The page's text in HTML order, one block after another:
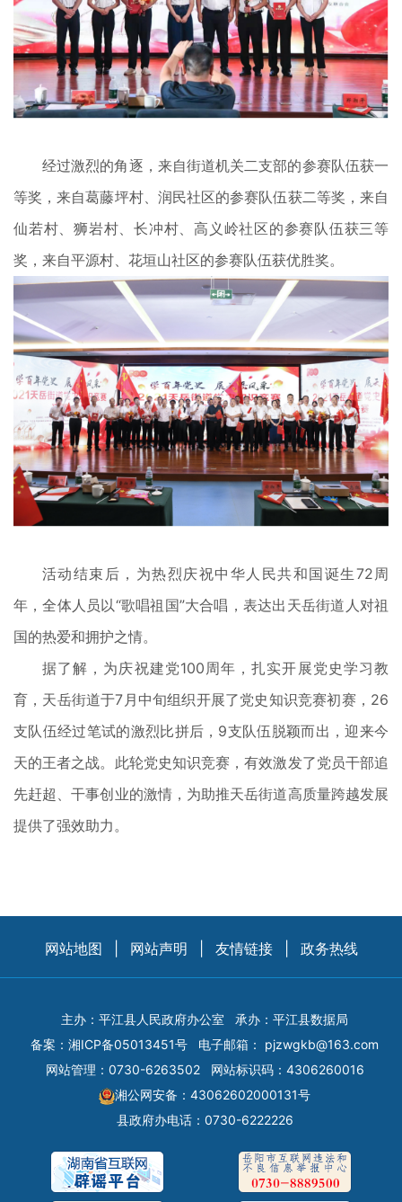
经过激烈的角逐，来自街道机关二支部的参赛队伍获一
等奖，来自葛藤坪村、润民社区的参赛队伍获二等奖，来自
仙若村、狮岩村、长冲村、高义岭社区的参赛队伍获三等
奖，来自平源村、花垣山社区的参赛队伍获优胜奖。
活动结束后，为热烈庆祝中华人民共和国诞生72周
年，全体人员以“歌唱祖国”大合唱，表达出天岳街道人对祖
国的热爱和拥护之情。
据了解，为庆祝建党100周年，扎实开展党史学习教
育，天岳街道于7月中旬组织开展了党史知识竞赛初赛，26
支队伍经过笔试的激烈比拼后，9支队伍脱颖而出，迎来今
天的王者之战。此轮党史知识竞赛，有效激发了党员干部追
先赶超、干事创业的激情，为助推天岳街道高质量跨越发展
提供了强效助力。
网站地图 网站声明 友情链接 政务热线
主办：平江县人民政府办公室
承办：平江县数据局
备案： 湘ICP备05013451号 电子邮箱： pjzwgkb@163.com
网站管理：0730-6263502
网站标识码：4306260016
湘公网安备：43062602000131号
县政府办电话：0730-6222226